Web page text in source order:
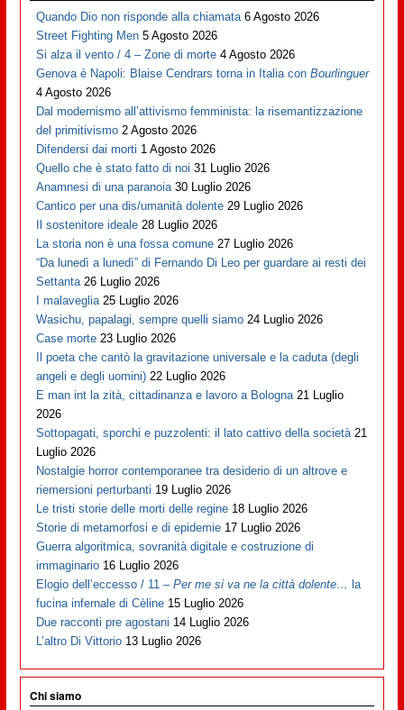
Quando Dio non risponde alla chiamata 6 Agosto 2026
Street Fighting Men 5 Agosto 2026
Si alza il vento / 4 – Zone di morte 4 Agosto 2026
Genova è Napoli: Blaise Cendrars torna in Italia conBourlinguer
4 Agosto 2026
Dal modernismo all’attivismo femminista: la risemantizzazione
del primitivismo 2 Agosto 2026
Difendersi dai morti 1 Agosto 2026
Quello che è stato fatto di noi 31 Luglio 2026
Anamnesi di una paranoia 30 Luglio 2026
Cantico per una dis/umanità dolente 29 Luglio 2026
Il sostenitore ideale 28 Luglio 2026
La storia non è una fossa comune 27 Luglio 2026
“Da lunedì a lunedì” di Fernando Di Leo per guardare ai resti dei
Settanta 26 Luglio 2026
I malaveglia 25 Luglio 2026
Wasichu, papalagi, sempre quelli siamo 24 Luglio 2026
Case morte 23 Luglio 2026
Il poeta che cantò la gravitazione universale e la caduta (degli
angeli e degli uomini) 22 Luglio 2026
E man int la zità, cittadinanza e lavoro a Bologna 21 Luglio
2026
Sottopagati, sporchi e puzzolenti: il lato cattivo della società 21
Luglio 2026
Nostalgie horror contemporanee tra desiderio di un altrove e
riemersioni perturbanti 19 Luglio 2026
Le tristi storie delle morti delle regine 18 Luglio 2026
Storie di metamorfosi e di epidemie 17 Luglio 2026
Guerra algoritmica, sovranità digitale e costruzione di
immaginario 16 Luglio 2026
Elogio dell’eccesso / 11 –Per me si va ne la città dolente… la
fucina infernale di Cèline 15 Luglio 2026
Due racconti pre agostani 14 Luglio 2026
L’altro Di Vittorio 13 Luglio 2026
Chi siamo